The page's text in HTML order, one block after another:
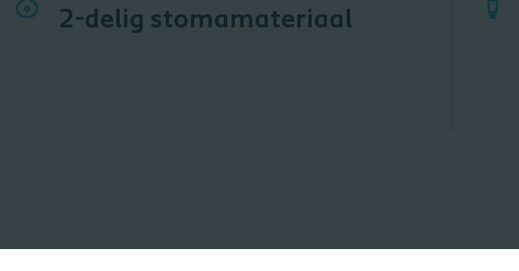
2-delig stomamateriaal